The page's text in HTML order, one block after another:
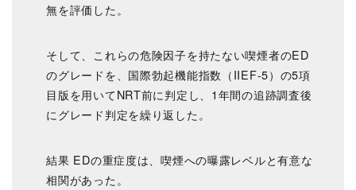
無を評価した。
そして、これらの危険因子を持たない喫煙者のED
のグレードを、国際勃起機能指数（IIEF-5）の5項
目版を用いてNRT前に判定し、1年間の追跡調査後
にグレード判定を繰り返した。
結果 EDの重症度は、喫煙への曝露レベルと有意な
相関があった。